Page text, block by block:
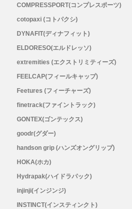
TETON BROS(ティートンブロス)
THY (ティーエイチワイ)
TYMER(タイマー)
UltrAspire(ウルトラスパイア)
XeroShoes（ゼロシューズ）
yamarokko(ヤマロッコ)
COMPRESSPORT(コンプレスポーツ)
cotopaxi (コトパクシ)
DYNAFIT(ディナフィット)
ELDORESO(エルドレッソ)
extremities (エクストリミティーズ)
FEELCAP(フィールキャップ)
Feetures (フィーチャーズ)
finetrack(ファイントラック)
GONTEX(ゴンテックス)
goodr(グダー)
handson grip (ハンズオングリップ)
HOKA(ホカ)
Hydrapak(ハイドラパック)
injinji(インジンジ)
INSTINCT(インスティンクト)